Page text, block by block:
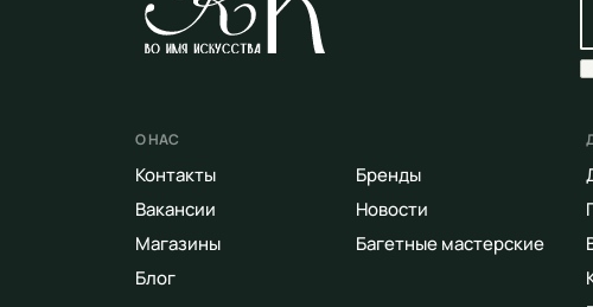
О НАС
Контакты
Вакансии
Магазины
Блог
Бренды
Новости
Багетные мастерские